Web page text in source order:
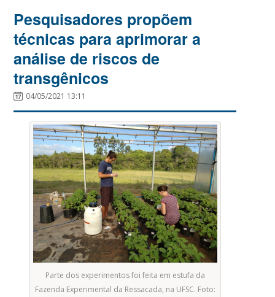
Pesquisadores propõem
técnicas para aprimorar a
análise de riscos de
transgênicos
04/05/2021 13:11
Parte dos experimentos foi feita em estufa da
Fazenda Experimental da Ressacada, na UFSC. Foto: